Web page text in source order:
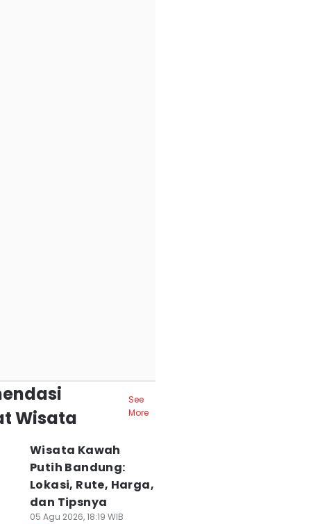
Wisata
See
More
Wisata Kawah
Putih Bandung:
Lokasi, Rute, Harga,
dan Tipsnya
05 Agu 2026, 18:19 WIB